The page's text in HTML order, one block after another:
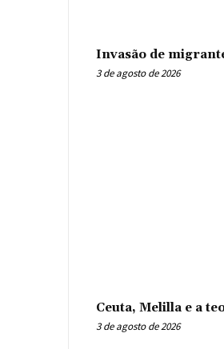
Invasão de
3 de agosto de 2026
Ceuta, Melilla e a
3 de agosto de 2026